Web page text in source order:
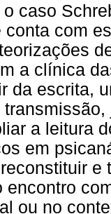
caso
conta com
a clínica
da escrita,
a leitura
em
encontro
ou no